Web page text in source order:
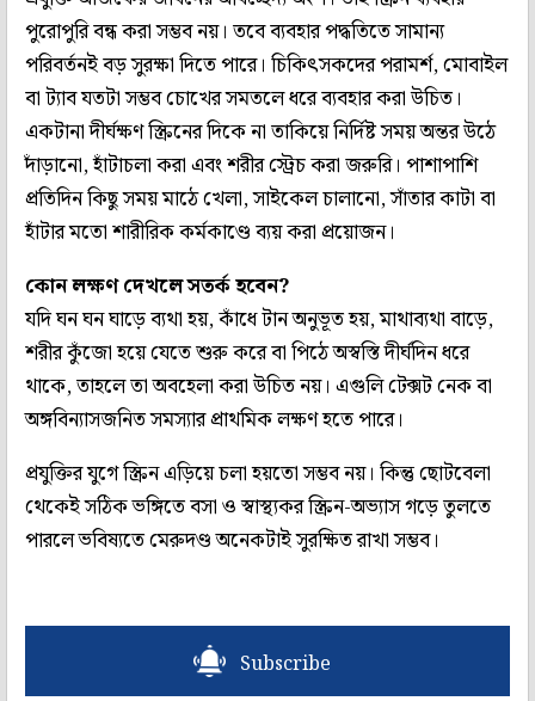
পুরোপুরি বন্ধ করা সম্ভব নয়। তবে ব্যবহার পদ্ধতিতে সামান্য
পরিবর্তনই বড় সুরক্ষা দিতে পারে। চিকিৎসকদের পরামর্শ, মোবাইল
বা ট্যাব যতটা সম্ভব চোখের সমতলে ধরে ব্যবহার করা উচিত।
একটানা দীর্ঘক্ষণ স্ক্রিনের দিকে না তাকিয়ে নির্দিষ্ট সময় অন্তর উঠে
দাঁড়ানো, হাঁটাচলা করা এবং শরীর স্ট্রেচ করা জরুরি। পাশাপাশি
প্রতিদিন কিছু সময় মাঠে খেলা, সাইকেল চালানো, সাঁতার কাটা বা
হাঁটার মতো শারীরিক কর্মকাণ্ডে ব্যয় করা প্রয়োজন।
কোন লক্ষণ দেখলে সতর্ক হবেন?
যদি ঘন ঘন ঘাড়ে ব্যথা হয়, কাঁধে টান অনুভূত হয়, মাথাব্যথা বাড়ে,
শরীর কুঁজো হয়ে যেতে শুরু করে বা পিঠে অস্বস্তি দীর্ঘদিন ধরে
থাকে, তাহলে তা অবহেলা করা উচিত নয়। এগুলি টেক্সট নেক বা
অঙ্গবিন্যাসজনিত সমস্যার প্রাথমিক লক্ষণ হতে পারে।
প্রযুক্তির যুগে স্ক্রিন এড়িয়ে চলা হয়তো সম্ভব নয়। কিন্তু ছোটবেলা
থেকেই সঠিক ভঙ্গিতে বসা ও স্বাস্থ্যকর স্ক্রিন-অভ্যাস গড়ে তুলতে
পারলে ভবিষ্যতে মেরুদণ্ড অনেকটাই সুরক্ষিত রাখা সম্ভব।
Subscribe